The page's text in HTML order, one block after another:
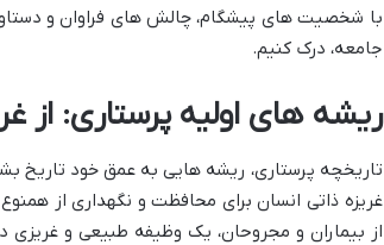
با شخصیت های پیشگام، چالش های فراوان و
جامعه، درک کنیم.
ریشه های اولیه پرستاری: از
تاریخچه پرستاری، ریشه هایی به عمق خود تاریخ
غریزه ذاتی انسان برای محافظت و نگهداری از
از بیماران و مجروحان، یک وظیفه طبیعی و غریزی